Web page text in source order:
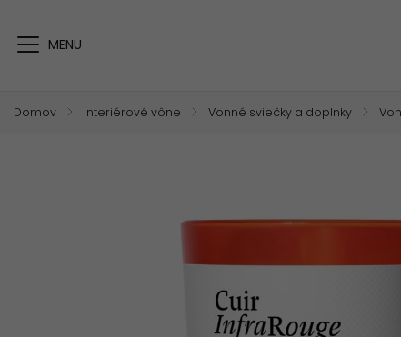
Domov / Interiérové vône / Vonné sviečky a doplnky /